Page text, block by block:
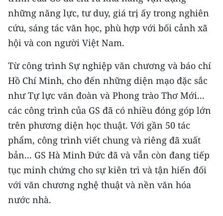
Media Môi trường
Ảnh
Infographic
TIN MỚI
TIN ĐỊA PHƯƠNG
Trung du và miền núi phía Bắc
Đồng bằng sông Hồng
Bắc Trung Bộ
Duyên hải Nam Trung Bộ và Tây
Nguyên
những năng lực, tư duy, giá trị ấy trong nghiên
cứu, sáng tác văn học, phù hợp với bối cảnh xã
hội và con người Việt Nam.
Từ công trình Sự nghiệp văn chương và báo chí
Hồ Chí Minh, cho đến những diện mạo đặc sắc
như Tự lực văn đoàn và Phong trào Thơ Mới...
các công trình của GS đã có nhiều đóng góp lớn
trên phương diện học thuật. Với gần 50 tác
phẩm, công trình viết chung và riêng đã xuất
bản... GS Hà Minh Đức đã và vẫn còn đang tiếp
tục minh chứng cho sự kiên trì và tận hiến đối
với văn chương nghệ thuật và nền văn hóa
nước nhà.